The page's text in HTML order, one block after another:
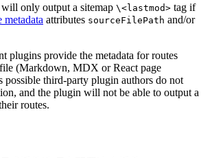
only output a sitemap \<lastmod> tag if
metadata attributes sourceFilePath and/or
plugins provide the metadata for routes
(Markdown, MDX or React page
possible third-party plugin authors do not
and the plugin will not be able to output a
routes.